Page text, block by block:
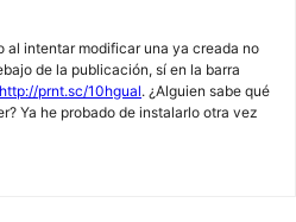
al intentar modificar una ya creada no
de la publicación, sí en la barra
http://prnt.sc/10hgual. ¿Alguien sabe qué
Ya he probado de instalarlo otra vez